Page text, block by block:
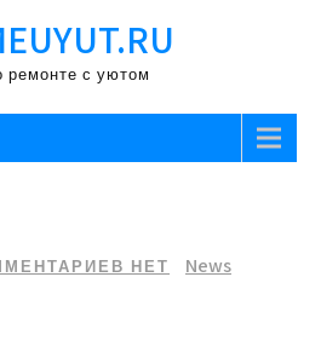
ремонте с уютом
НЕТ News